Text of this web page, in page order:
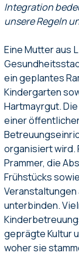
Integration
unsere Regeln
Eine Mutter aus
ein geplantes
Kindergarten
Hartmayrgut.
einer
organisiert wird.
Prammer, die
Frühstücks
unterbinden.
geprägte Kultur
woher sie